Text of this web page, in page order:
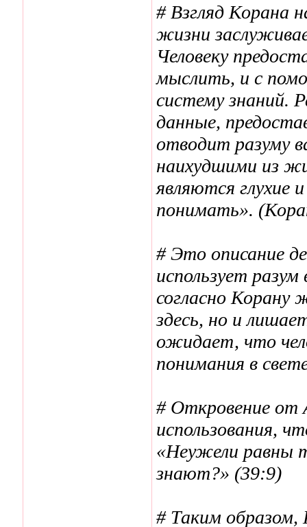
# Взгляд Корана
жизни
Человеку
мыслить, и с
систему знаний.
данные,
отводит разуму
наихудшими из
являются глухие
понимать».
# Это описание
использует разум
согласно Корану
здесь, но и
ожидает, что
понимания в
# Откровение от
использования,
«Неужели равны
знают?» (39:9)
# Таким